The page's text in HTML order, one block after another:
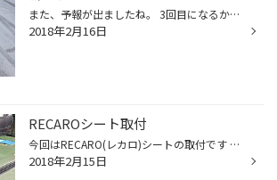
また、予報が出ましたね。 3回目になるか？ はたまた。 先日、都内某所にて「ドラゴン」藤○辰○さんにお会いしました。 人間、予期せぬ出来事は（あたふた）しますね。 かっこ良かったです。 マジですよ、嘘じゃないですよ。 プロレス大好きです❤️
2018年2月16日
RECAROシート取付
今回はRECARO(レカロ)シートの取付です 皆さん、腰痛持ちではありませんか？ 「長時間の運転がもっと楽になれば」なんて思われた事ありませんか？ 人間工学に基づいた、シートです 車の座席のみならず、スタジアムの座席にも使用されるものです まずは、ノーマルシートを外して… 青い座面が、かっこ...
2018年2月15日